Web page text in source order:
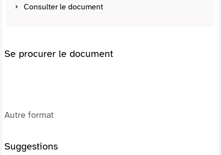
Consulter le document
Se procurer le document
Autre format
Suggestions